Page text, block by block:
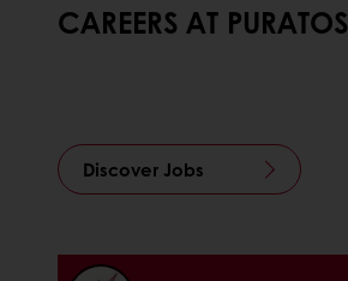
CAREERS AT PURATOS
Discover Jobs